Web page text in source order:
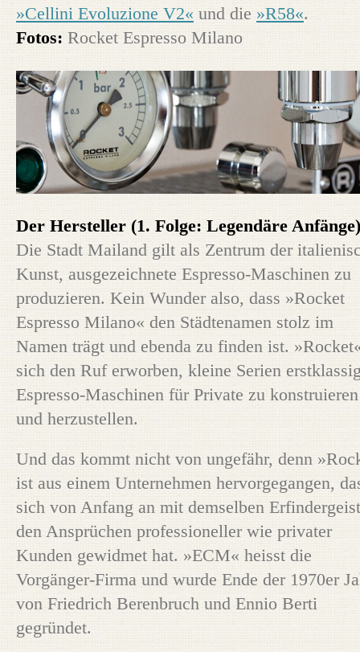
»Cellini Evoluzione V2« und die »R58«.
Fotos: Rocket Espresso Milano
Der Hersteller (1. Folge: Legendäre Anfänge)
Die Stadt Mailand gilt als Zentrum der
Kunst, ausgezeichnete Espresso-Maschinen zu
produzieren. Kein Wunder also, dass »Rocket
Espresso Milano« den Städtenamen stolz im
Namen trägt und ebenda zu finden ist.
sich den Ruf erworben, kleine Serien
Espresso-Maschinen für Private zu konstruieren
und herzustellen.
Und das kommt nicht von ungefähr, denn
ist aus einem Unternehmen hervorgegangen,
sich von Anfang an mit demselben Erfindergeist
den Ansprüchen professioneller wie privater
Kunden gewidmet hat. »ECM« heisst die
Vorgänger-Firma und wurde Ende der 1970er
von Friedrich Berenbruch und Ennio Berti
gegründet.